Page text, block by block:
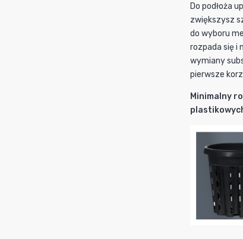
Do podłoża
zwiększysz
do wyboru
rozpada się i
wymiany
pierwsze
Minimalny